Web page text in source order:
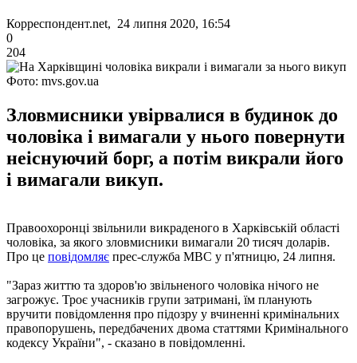
Корреспондент.net, 24 липня 2020, 16:54
0
204
Фото: mvs.gov.ua
Зловмисники увірвалися в будинок до
чоловіка і вимагали у нього повернути
неіснуючий борг, а потім викрали його
і вимагали викуп.
Правоохоронці звільнили викраденого в Харківській області
чоловіка, за якого зловмисники вимагали 20 тисяч доларів.
Про це повідомляє прес-служба МВС у п'ятницю, 24 липня.
"Зараз життю та здоров'ю звільненого чоловіка нічого не
загрожує. Троє учасників групи затримані, їм планують
вручити повідомлення про підозру у вчиненні кримінальних
правопорушень, передбачених двома статтями Кримінального
кодексу України", - сказано в повідомленні.